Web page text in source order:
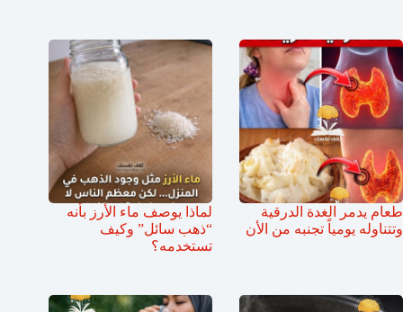
طعام يدمر الغدة الدرقية
وتتناوله يومياً تجنبه من الأن
لماذا يوصف ماء الأرز بأنه
“ذهب سائل” وكيف
تستخدمه؟